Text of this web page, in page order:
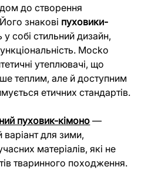
до створення
знакові пуховики-
собі стильний дизайн,
Mocko
утеплювачі, що
теплим, але й доступним
етичних стандартів.
пуховик-кімоно —
варіант для зими,
матеріалів, які не
тваринного походження.